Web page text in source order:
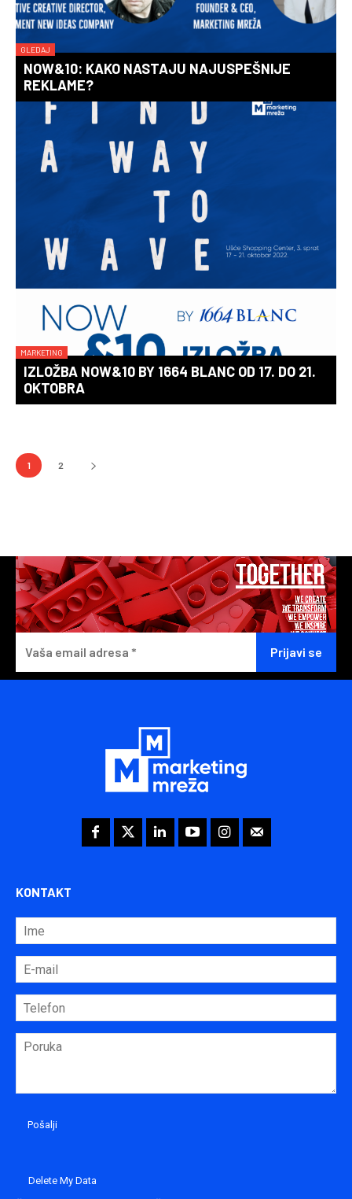
GLEDAJ
NOW&10: KAKO NASTAJU NAJUSPEŠNIJE
REKLAME?
MARKETING
IZLOŽBA NOW&10 BY 1664 BLANC OD 17. DO 21.
OKTOBRA
1 2
KONTAKT
Delete My Data